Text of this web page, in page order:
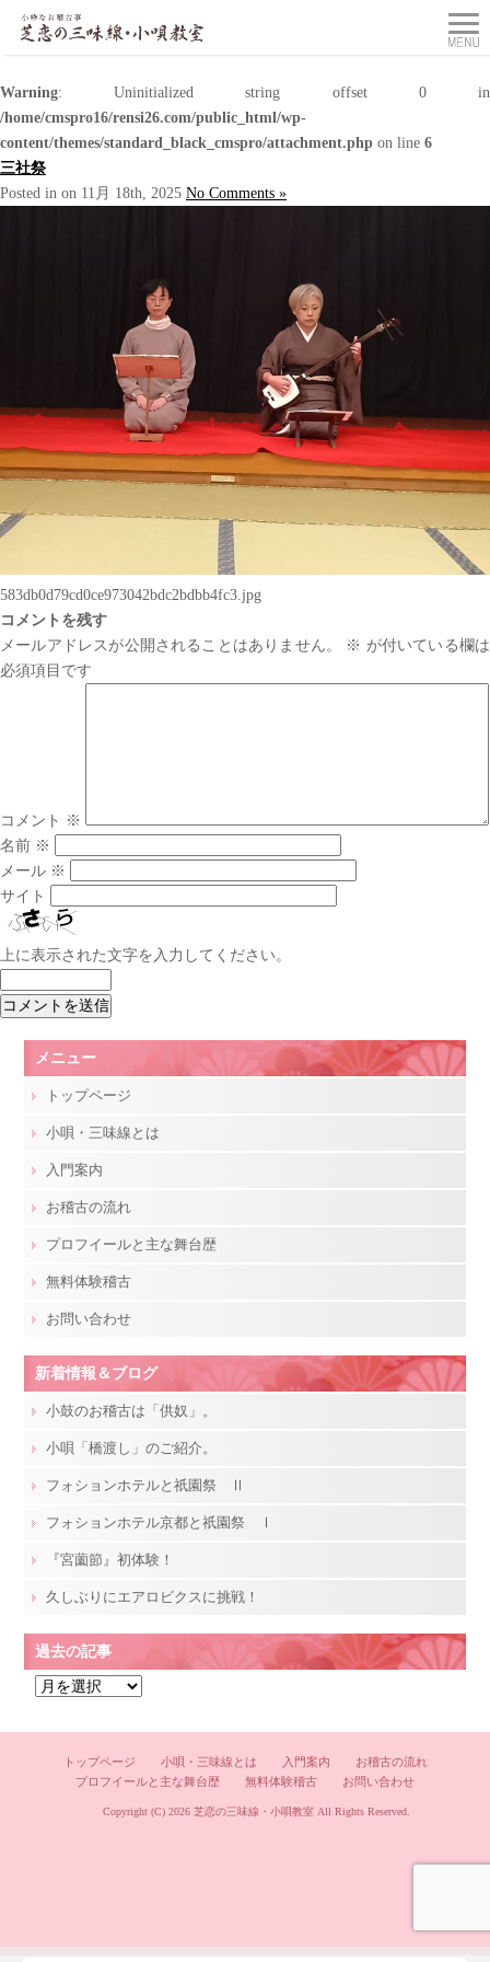
Warning: Uninitialized string offset 0 in
/home/cmspro16/rensi26.com/public_html/wp-
content/themes/standard_black_cmspro/attachment.php on line 6
三社祭
Posted in on 11月 18th, 2025 No Comments »
583db0d79cd0ce973042bdc2bdbb4fc3.jpg
コメントを残す
メールアドレスが公開されることはありません。
※ が付いている欄は
必須項目です
コメント ※
名前 ※
メール ※
サイト
上に表示された文字を入力してください。
メニュー
トップページ
小唄・三味線とは
入門案内
お稽古の流れ
プロフイールと主な舞台歴
無料体験稽古
お問い合わせ
新着情報＆ブログ
小鼓のお稽古は「供奴」。
小唄「橋渡し」のご紹介。
フォションホテルと祇園祭 Ⅱ
フォションホテル京都と祇園祭 Ⅰ
『宮薗節』初体験！
久しぶりにエアロビクスに挑戦！
過去の記事
の
トップページ 小唄・三味線とは 入門案内
お稽古の流れ
プロフイールと主な舞台歴
無料体験稽古 お問い合わせ
Copyright (C) 2026 芝恋の三味線・小唄教室All Rights Reserved.